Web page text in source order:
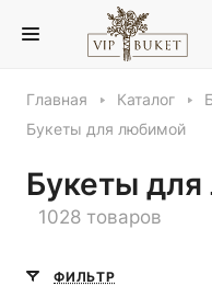
Главная Каталог
Букеты для любимой
Букеты
1028 товаров
ФИЛЬТР